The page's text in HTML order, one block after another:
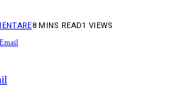
8 MINS READ1 VIEWS
Email